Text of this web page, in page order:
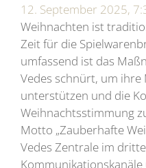
12. September 2025,
Weihnachten ist
Zeit für die
umfassend ist das
Vedes schnürt, um
unterstützen und die
Weihnachtsstimmung
Motto „Zauberhafte
Vedes Zentrale im